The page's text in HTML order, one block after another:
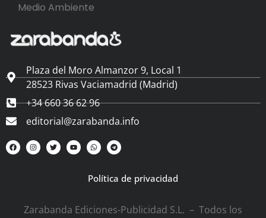
Medio Ambiente
Plaza del Moro Almanzor 9, Local 1
28523 Rivas Vaciamadrid (Madrid)
+34 660 36 62 96
editorial@zarabanda.info
Política de privacidad
Zarabanda Ediciones-Publicidad S.L. – Todos los